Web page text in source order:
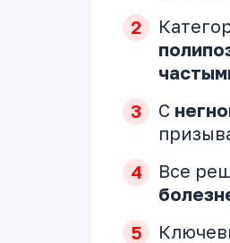
С
Все